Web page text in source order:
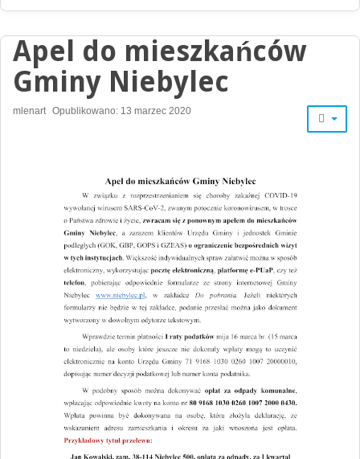
Apel do mieszkańców
Gminy Niebylec
mlenart Opublikowano: 13 marzec 2020